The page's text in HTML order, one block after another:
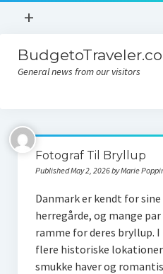
open
+
Contact
Sitemap
General news from our visitors
About
Contact
Fotograf Til Bryllup
Published May 2, 2026 by Marie
Danmark er kendt for
herregårde, og mange
ramme for deres bryllup.
flere historiske
smukke haver og